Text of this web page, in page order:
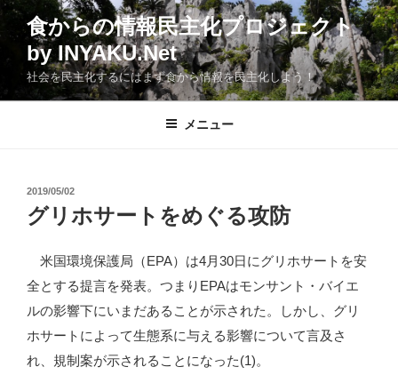
コ
食からの情報民主化プロジェクト
by INYAKU.Net
社会を民主化するにはまず食から情報を民主化しよう！
メニュー
投
日:
2019/05/02
グリホサートをめぐる攻防
米国環境保護局（EPA）は4月30日にグリホサートを安
全とする提言を発表。つまりEPAはモンサント・バイエ
ルの影響下にいまだあることが示された。しかし、グリ
ホサートによって生態系に与える影響について言及さ
れ、規制案が示されることになった(1)。